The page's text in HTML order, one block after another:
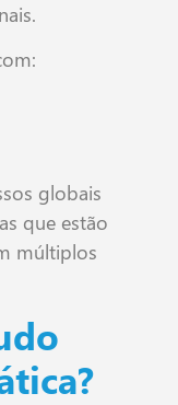
globais
que estão
múltiplos